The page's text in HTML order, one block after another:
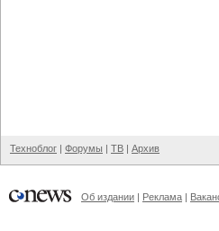
Техноблог | Форумы | ТВ | Архив
Об издании | Реклама |